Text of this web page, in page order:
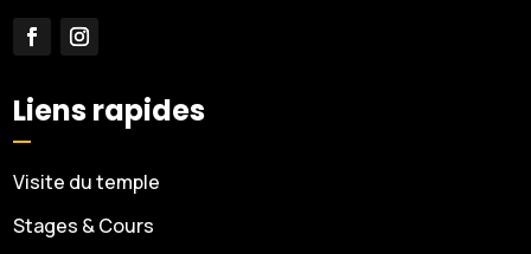
Liens rapides
Visite du temple
Stages & Cours